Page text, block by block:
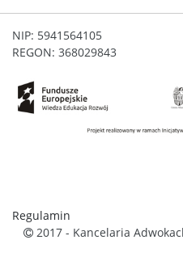
NIP: 5941564105
REGON: 368029843
Regulamin
2017 - Kancelaria